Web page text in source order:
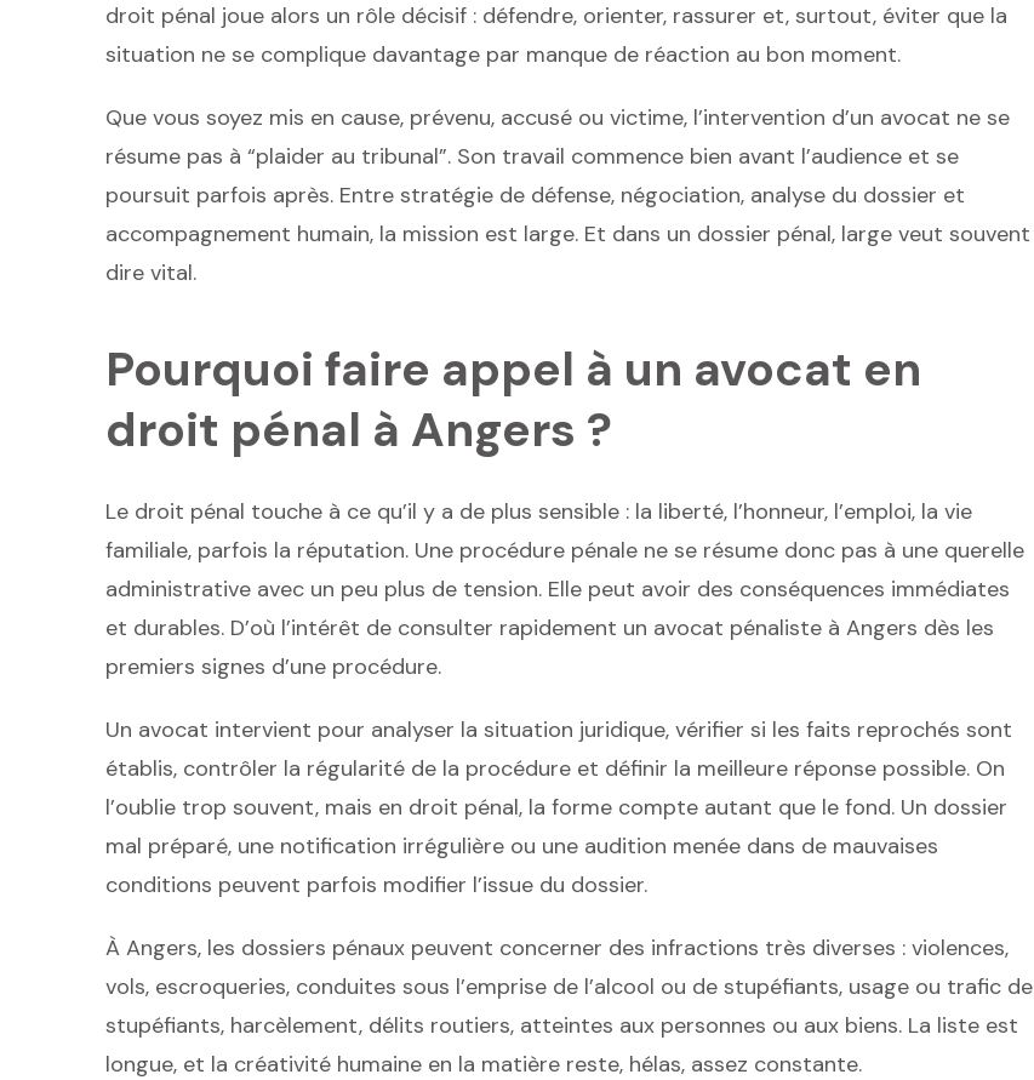
droit pénal joue alors un rôle décisif : défendre, orienter, rassurer et, surtout, éviter que la
situation ne se complique davantage par manque de réaction au bon moment.
Que vous soyez mis en cause, prévenu, accusé ou victime, l’intervention d’un avocat ne se
résume pas à “plaider au tribunal”. Son travail commence bien avant l’audience et se
poursuit parfois après. Entre stratégie de défense, négociation, analyse du dossier et
accompagnement humain, la mission est large. Et dans un dossier pénal, large veut souvent
dire vital.
Pourquoi faire appel à un avocat en
droit pénal à Angers ?
Le droit pénal touche à ce qu’il y a de plus sensible : la liberté, l’honneur, l’emploi, la vie
familiale, parfois la réputation. Une procédure pénale ne se résume donc pas à une querelle
administrative avec un peu plus de tension. Elle peut avoir des conséquences immédiates
et durables. D’où l’intérêt de consulter rapidement un avocat pénaliste à Angers dès les
premiers signes d’une procédure.
Un avocat intervient pour analyser la situation juridique, vérifier si les faits reprochés sont
établis, contrôler la régularité de la procédure et définir la meilleure réponse possible. On
l’oublie trop souvent, mais en droit pénal, la forme compte autant que le fond. Un dossier
mal préparé, une notification irrégulière ou une audition menée dans de mauvaises
conditions peuvent parfois modifier l’issue du dossier.
À Angers, les dossiers pénaux peuvent concerner des infractions très diverses : violences,
vols, escroqueries, conduites sous l’emprise de l’alcool ou de stupéfiants, usage ou trafic de
stupéfiants, harcèlement, délits routiers, atteintes aux personnes ou aux biens. La liste est
longue, et la créativité humaine en la matière reste, hélas, assez constante.